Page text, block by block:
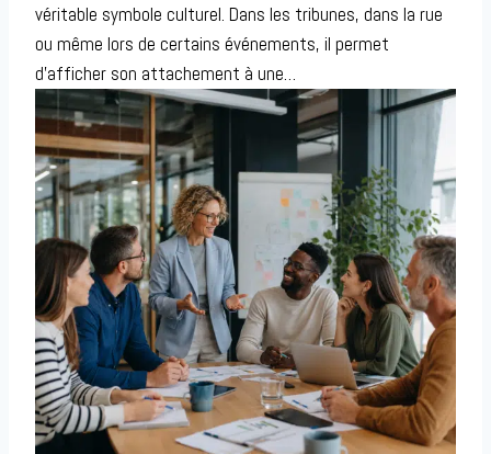
véritable symbole culturel. Dans les tribunes, dans la rue
ou même lors de certains événements, il permet
d’afficher son attachement à une…